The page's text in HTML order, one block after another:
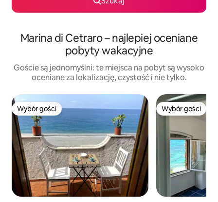
Marina di Cetraro – najlepiej oceniane
pobyty wakacyjne
Goście są jednomyślni: te miejsca na pobyt są wysoko
oceniane za lokalizację, czystość i nie tylko.
Wybór gości
Wybór gości Wybór gości
Wybór gości